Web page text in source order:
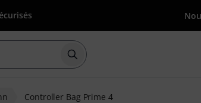
Démarrer la recherche
Controller Bag Prime 4